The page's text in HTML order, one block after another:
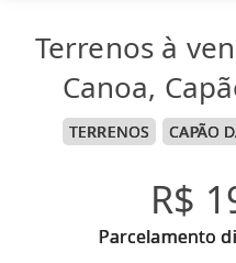
Terrenos à
Canoa,
TERRENOS CAPÃO
R$
Parcelamento